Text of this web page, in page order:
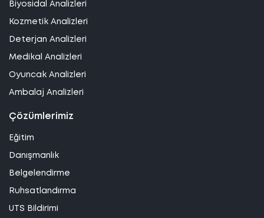
Biyosidal Analizleri
Kozmetik Analizleri
Deterjan Analizleri
Medikal Analizleri
Oyuncak Analizleri
Ambalaj Analizleri
Çözümlerimiz
Eğitim
Danışmanlık
Belgelendirme
Ruhsatlandırma
UTS Bildirimi